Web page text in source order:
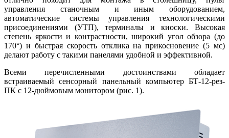
управления станочным и иным оборудованием,
автоматические системы управления технологическими
присоединениями (УТП), терминалы и киоски. Высокая
степень яркости и контрастности, широкий угол обзора (до
170°) и быстрая скорость отклика на прикосновение (5 мс)
делают работу с такими панелями удобной и эффективной.
Всеми перечисленными достоинствами обладает
встраиваемый сенсорный панельный компьютер БТ‑12-рез-
ПК с 12-дюймовым монитором (рис. 1).